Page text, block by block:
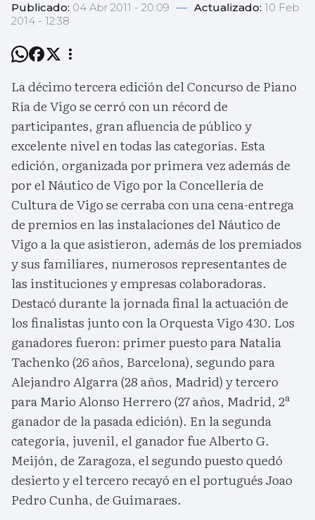
Publicado: 04 Abr 2011 - 20:09 — Actualizado: 10 Feb
2014 - 12:38
La décimo tercera edición del Concurso de Piano
Ría de Vigo se cerró con un récord de
participantes, gran afluencia de público y
excelente nivel en todas las categorías. Esta
edición, organizada por primera vez además de
por el Náutico de Vigo por la Concellería de
Cultura de Vigo se cerraba con una cena-entrega
de premios en las instalaciones del Náutico de
Vigo a la que asistieron, además de los premiados
y sus familiares, numerosos representantes de
las instituciones y empresas colaboradoras.
Destacó durante la jornada final la actuación de
los finalistas junto con la Orquesta Vigo 430. Los
ganadores fueron: primer puesto para Natalia
Tachenko (26 años, Barcelona), segundo para
Alejandro Algarra (28 años, Madrid) y tercero
para Mario Alonso Herrero (27 años, Madrid, 2ª
ganador de la pasada edición). En la segunda
categoría, juvenil, el ganador fue Alberto G.
Meijón, de Zaragoza, el segundo puesto quedó
desierto y el tercero recayó en el portugués Joao
Pedro Cunha, de Guimaraes.